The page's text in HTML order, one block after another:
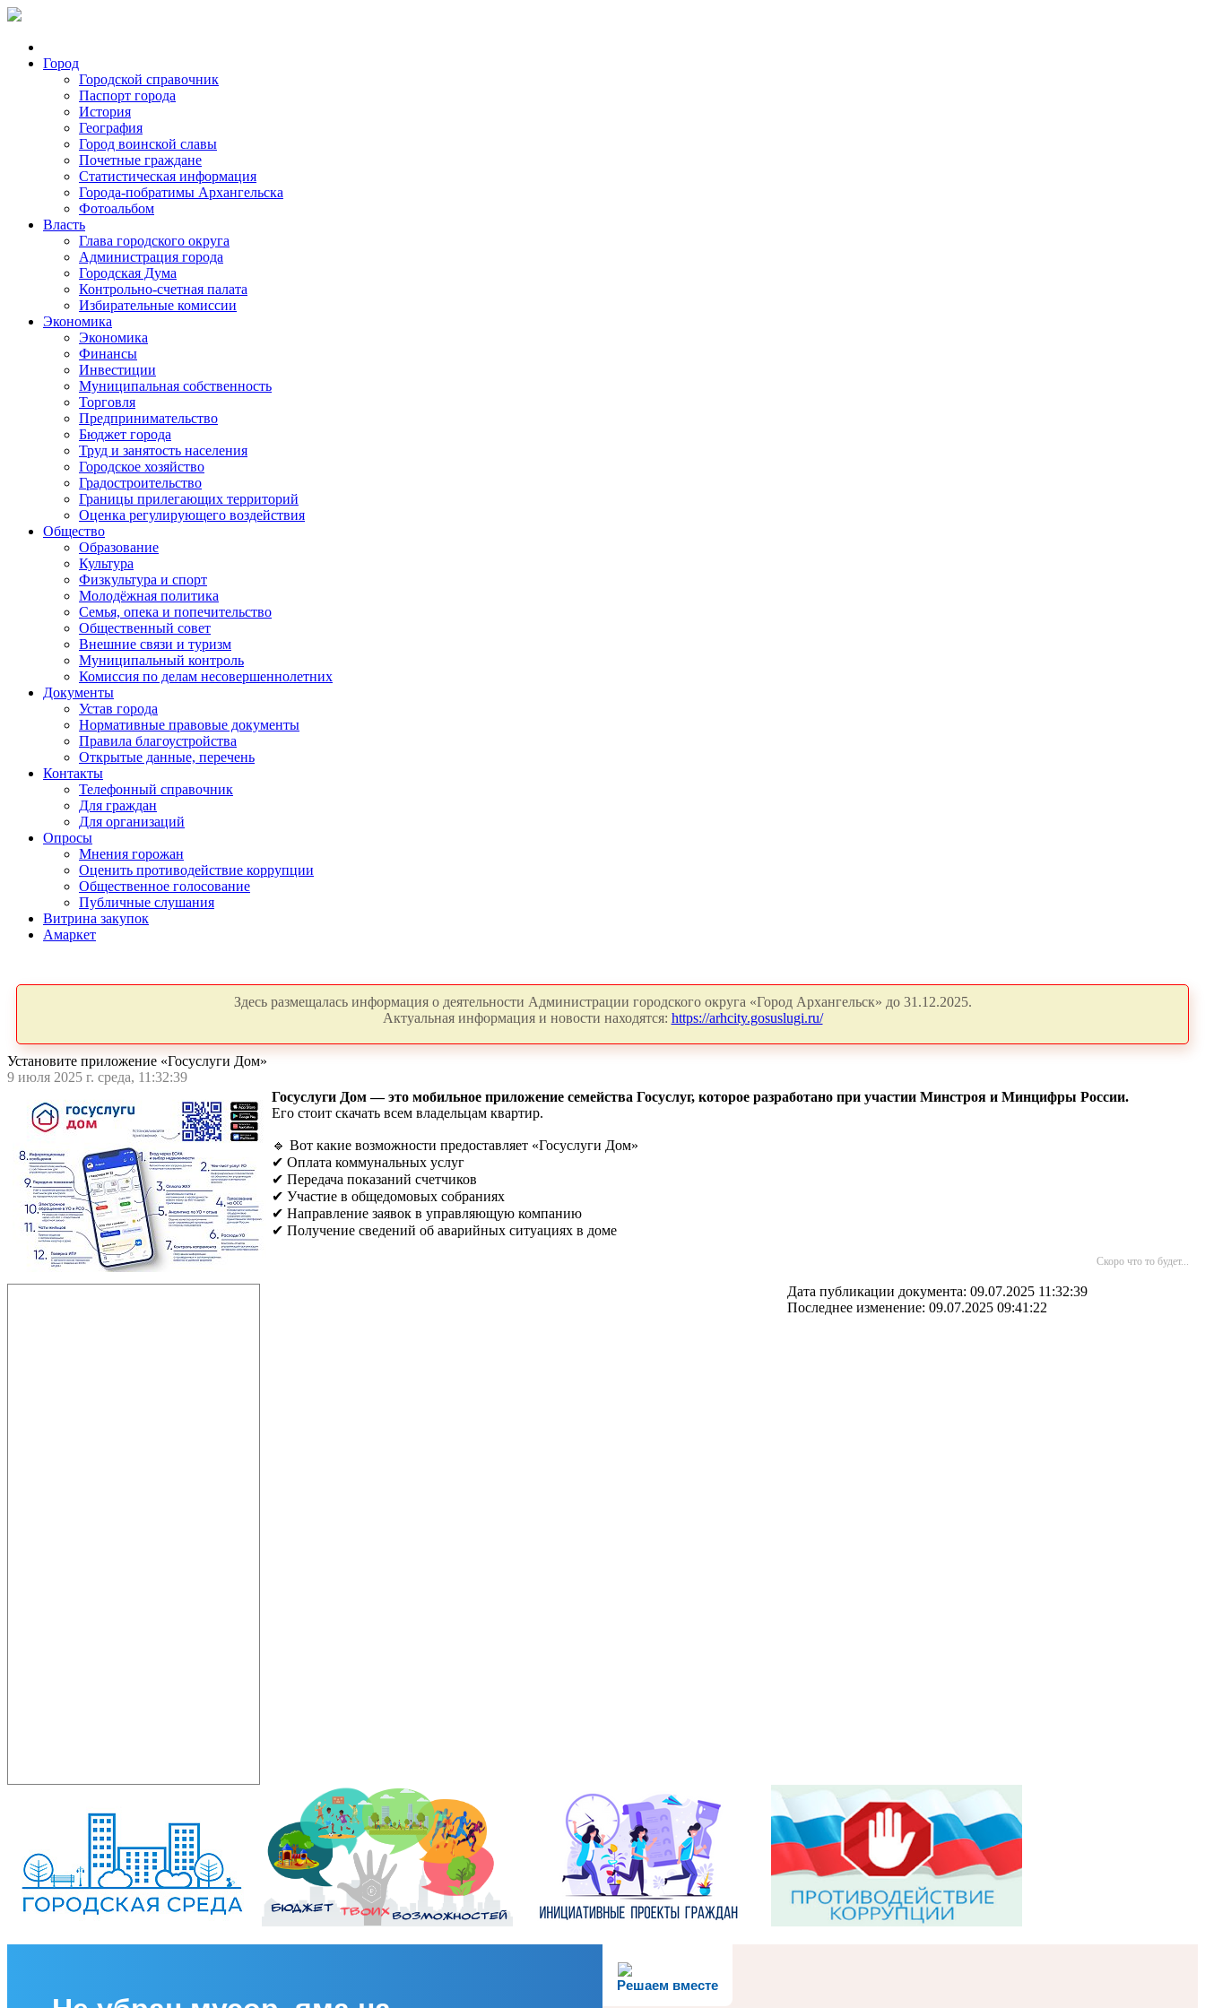
Город
Городской справочник
Паспорт города
История
География
Город воинской славы
Почетные граждане
Статистическая информация
Города-побратимы Архангельска
Фотоальбом
Власть
Глава городского округа
Администрация города
Городская Дума
Контрольно-счетная палата
Избирательные комиссии
Экономика
Экономика
Финансы
Инвестиции
Муниципальная собственность
Торговля
Предпринимательство
Бюджет города
Труд и занятость населения
Городское хозяйство
Градостроительство
Границы прилегающих территорий
Оценка регулирующего воздействия
Общество
Образование
Культура
Физкультура и спорт
Молодёжная политика
Семья, опека и попечительство
Общественный совет
Внешние связи и туризм
Муниципальный контроль
Комиссия по делам несовершеннолетних
Документы
Устав города
Нормативные правовые документы
Правила благоустройства
Открытые данные, перечень
Контакты
Телефонный справочник
Для граждан
Для организаций
Опросы
Мнения горожан
Оценить противодействие коррупции
Общественное голосование
Публичные слушания
Витрина закупок
Амаркет
Здесь размещалась информация о деятельности Администрации городского округа «Город Архангельск» до 31.12.2025.
Актуальная информация и новости находятся: https://arhcity.gosuslugi.ru/
Установите приложение «Госуслуги Дом»
9 июля 2025 г. среда, 11:32:39
Госуслуги Дом — это мобильное приложение семейства Госуслуг, которое разработано при участии Минстроя и Минцифры России.
Его стоит скачать всем владельцам квартир.
🔹 Вот какие возможности предоставляет «Госуслуги Дом»
✔ Оплата коммунальных услуг
✔ Передача показаний счетчиков
✔ Участие в общедомовых собраниях
✔ Направление заявок в управляющую компанию
✔ Получение сведений об аварийных ситуациях в доме
Скоро что то будет...
Дата публикации документа: 09.07.2025 11:32:39
Последнее изменение: 09.07.2025 09:41:22
Решаем вместе